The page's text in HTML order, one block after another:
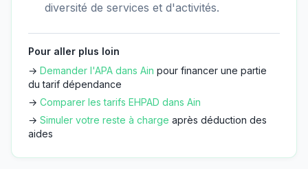
diversité de services et d'activités.
Pour aller plus loin
→ Demander l'APA dans Ain pour financer une partie
du tarif dépendance
→ Comparer les tarifs EHPAD dans Ain
→ Simuler votre reste à charge après déduction des
aides